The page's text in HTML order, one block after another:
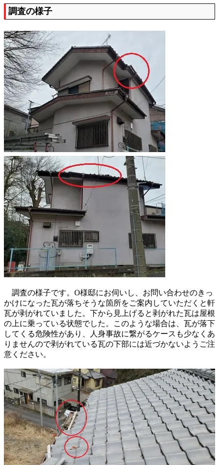
調査の様子
調査の様子です。O様邸にお伺いし、お問い合わせのきっ
かけになった瓦が落ちそうな箇所をご案内していただくと軒
瓦が剥がれていました。下から見上げると剥がれた瓦は屋根
の上に乗っている状態でした。このような場合は、瓦が落下
してくる危険性があり、人身事故に繋がるケースも少なくあ
りませんので剥がれている瓦の下部には近づかないようご注
意ください。